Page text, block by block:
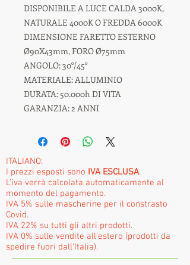
DISPONIBILE A LUCE CALDA 3000K,
NATURALE 4000K O FREDDA 6000K
DIMENSIONE FARETTO ESTERNO
Ø90X43mm, FORO Ø75mm
ANGOLO: 30°/45°
MATERIALE: ALLUMINIO
DURATA: 50.000h DI VITA
GARANZIA: 2 ANNI
ITALIANO:
I prezzi esposti sono IVA ESCLUSA.
L'iva verrà calcolata automaticamente al
momento del pagamento.
IVA 5% sulle mascherine per il constrasto
Covid.
IVA 22% su tutti gli altri prodotti.
IVA 0% sulle vendite all'estero (prodotti da
spedire fuori dall'Italia).